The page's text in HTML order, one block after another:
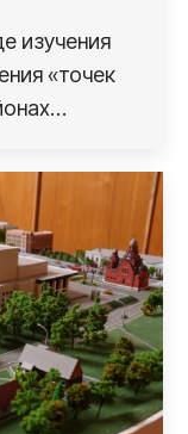
изучения
«точек